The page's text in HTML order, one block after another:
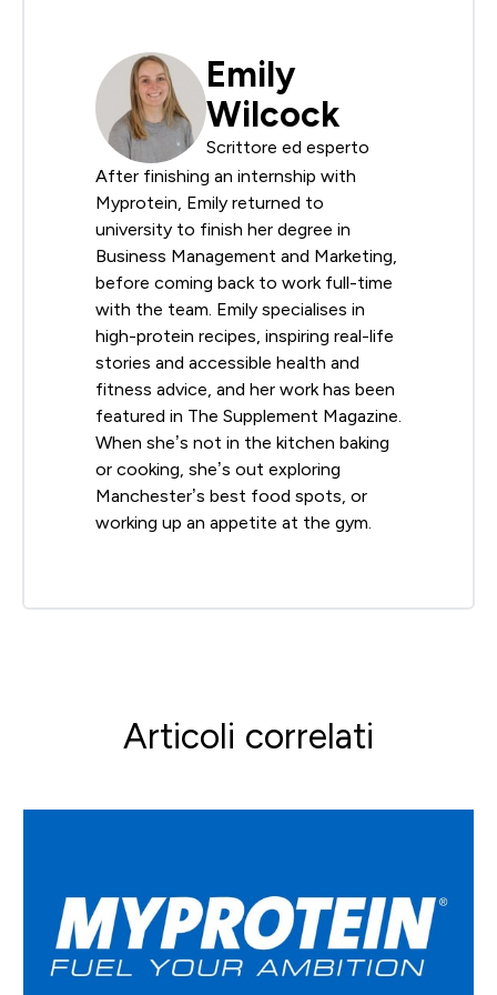
Emily
Wilcock
Scrittore ed esperto
After finishing an internship with
Myprotein, Emily returned to
university to finish her degree in
Business Management and Marketing,
before coming back to work full-time
with the team. Emily specialises in
high-protein recipes, inspiring real-life
stories and accessible health and
fitness advice, and her work has been
featured in The Supplement Magazine.
When she’s not in the kitchen baking
or cooking, she’s out exploring
Manchester’s best food spots, or
working up an appetite at the gym.
Articoli correlati